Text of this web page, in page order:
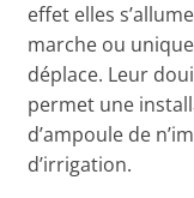
effet elles
marche ou
déplace. Leur
permet une
d’ampoule de
d’irrigation.